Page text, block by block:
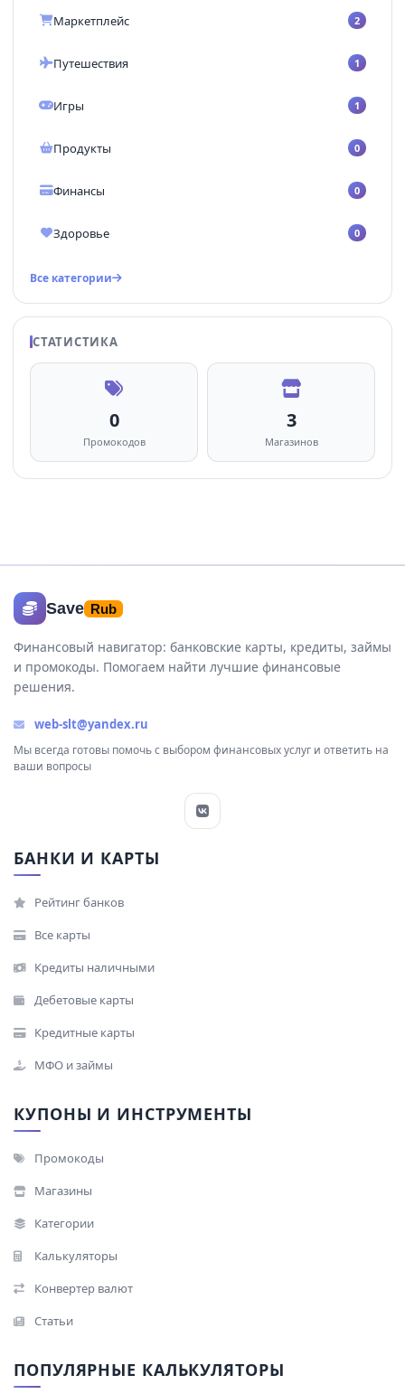
Маркетплейс 2
Путешествия 1
Игры 1
Продукты 0
Финансы 0
Здоровье 0
Все категории
СТАТИСТИКА
0
Промокодов
3
Магазинов
Save Rub
Финансовый навигатор: банковские карты, кредиты, займы
и промокоды. Помогаем найти лучшие финансовые
решения.
web-slt@yandex.ru
Мы всегда готовы помочь с выбором финансовых услуг и ответить на
ваши вопросы
БАНКИ И КАРТЫ
Рейтинг банков
Все карты
Кредиты наличными
Дебетовые карты
Кредитные карты
МФО и займы
КУПОНЫ И ИНСТРУМЕНТЫ
Промокоды
Магазины
Категории
Калькуляторы
Конвертер валют
Статьи
ПОПУЛЯРНЫЕ КАЛЬКУЛЯТОРЫ